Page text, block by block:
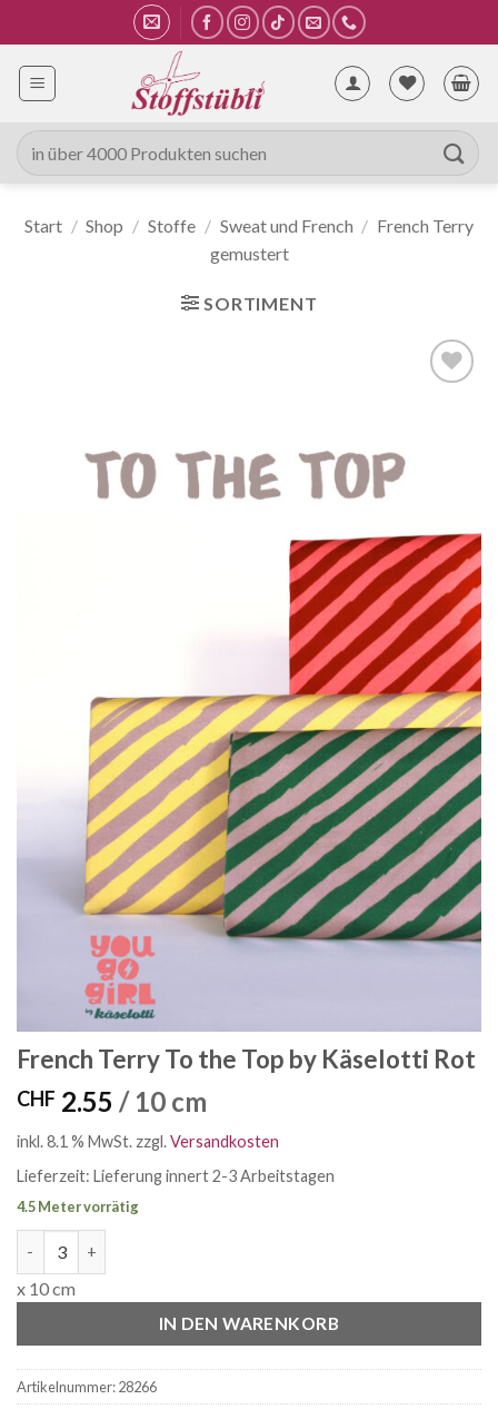
Inhalt
springen
Suche
nach:
Start / Shop / Stoffe / Sweat und French / French Terry
gemustert
SORTIMENT
French Terry To the Top by Käselotti Rot
CHF 2.55 / 10 cm
inkl. 8.1 % MwSt. zzgl.Versandkosten
Lieferzeit: Lieferung innert 2-3 Arbeitstagen
4.5 Meter vorrätig
x 10 cm
IN DEN WARENKORB
Artikelnummer:28266